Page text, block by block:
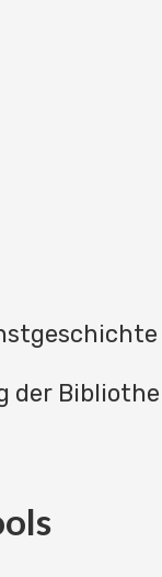
der